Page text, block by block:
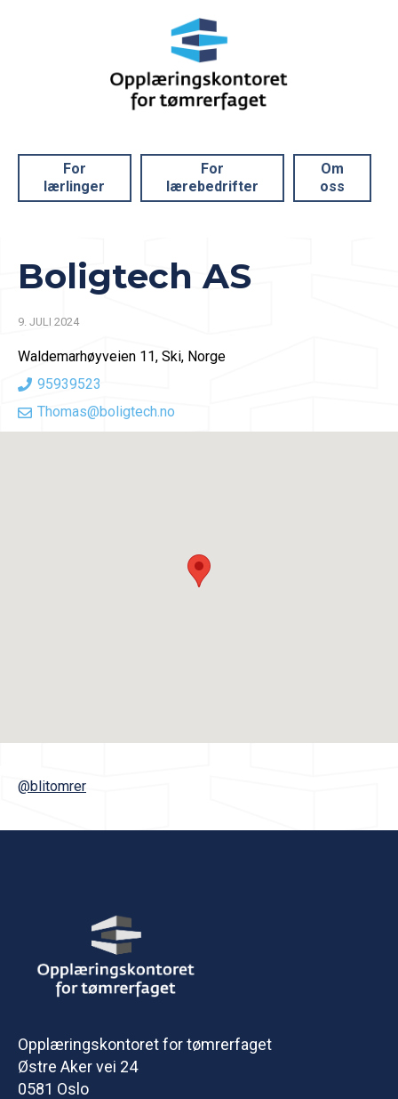
For
lærlinger
For
lærebedrifter
Om
oss
Boligtech AS
9. JULI 2024
Waldemarhøyveien 11, Ski, Norge
95939523
Thomas@boligtech.no
@blitomrer
Opplæringskontoret for tømrerfaget
Østre Aker vei 24
0581 Oslo